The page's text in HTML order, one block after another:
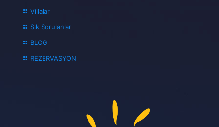
Villalar
Sık Sorulanlar
BLOG
REZERVASYON